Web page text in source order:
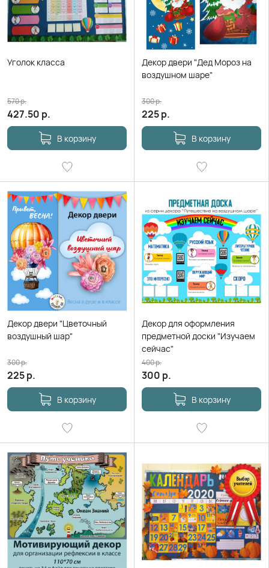
Уголок класса
427.50 р.
570р.
В корзину
Декор двери "Дед Мороз на
воздушном шаре"
225р.
300р.
В корзину
Декор двери "Цветочный
воздушный шар"
225р.
300р.
В корзину
Декор для оформления
предметной доски "Изучаем
сейчас"
300 р.
400р.
В корзину